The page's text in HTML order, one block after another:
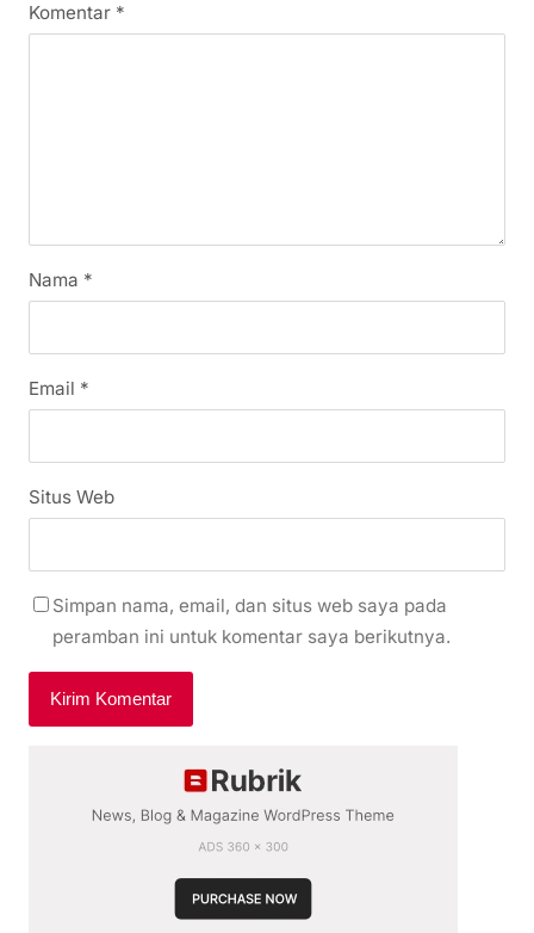
Komentar *
Nama *
Email *
Situs Web
Simpan nama, email, dan situs web saya pada
peramban ini untuk komentar saya berikutnya.